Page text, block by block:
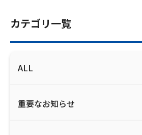
カテゴリ一覧
ALL
重要なお知らせ